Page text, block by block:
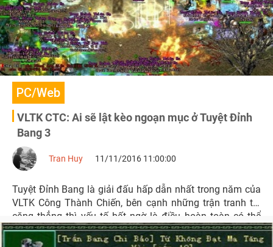
PC/Web
VLTK CTC: Ai sẽ lật kèo ngoạn mục ở Tuyệt Đỉnh
Bang 3
Tran Huy 11/11/2016 11:00:00
Tuyệt Đỉnh Bang là giải đấu hấp dẫn nhất trong năm của
VLTK Công Thành Chiến, bên cạnh những trận tranh tài
căng thẳng thì yếu tố bất ngờ là điều hoàn toàn có thể
xảy ra. Chúng ta cùng điểm qua các cặp đấu gặp nhau
tại giải năm nay xem có gì thú vị.